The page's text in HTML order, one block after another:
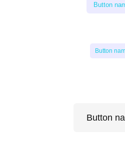
Button
Button
Button